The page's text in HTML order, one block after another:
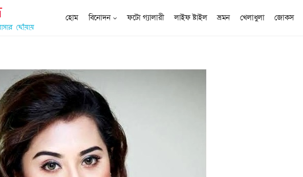
হোম বিনোদন ফটো গ্যালারী লাইফ ষ্টাইল ভ্রমন খেলাধুলা জোকস